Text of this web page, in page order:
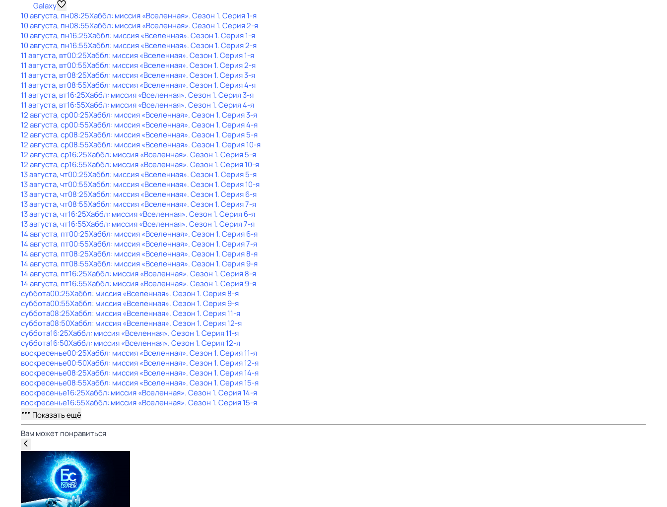
Galaxy
10 августа, пн08:25Хаббл: миссия «Вселенная». Сезон 1. Серия 1-я
10 августа, пн08:55Хаббл: миссия «Вселенная». Сезон 1. Серия 2-я
10 августа, пн16:25Хаббл: миссия «Вселенная». Сезон 1. Серия 1-я
10 августа, пн16:55Хаббл: миссия «Вселенная». Сезон 1. Серия 2-я
11 августа, вт00:25Хаббл: миссия «Вселенная». Сезон 1. Серия 1-я
11 августа, вт00:55Хаббл: миссия «Вселенная». Сезон 1. Серия 2-я
11 августа, вт08:25Хаббл: миссия «Вселенная». Сезон 1. Серия 3-я
11 августа, вт08:55Хаббл: миссия «Вселенная». Сезон 1. Серия 4-я
11 августа, вт16:25Хаббл: миссия «Вселенная». Сезон 1. Серия 3-я
11 августа, вт16:55Хаббл: миссия «Вселенная». Сезон 1. Серия 4-я
12 августа, ср00:25Хаббл: миссия «Вселенная». Сезон 1. Серия 3-я
12 августа, ср00:55Хаббл: миссия «Вселенная». Сезон 1. Серия 4-я
12 августа, ср08:25Хаббл: миссия «Вселенная». Сезон 1. Серия 5-я
12 августа, ср08:55Хаббл: миссия «Вселенная». Сезон 1. Серия 10-я
12 августа, ср16:25Хаббл: миссия «Вселенная». Сезон 1. Серия 5-я
12 августа, ср16:55Хаббл: миссия «Вселенная». Сезон 1. Серия 10-я
13 августа, чт00:25Хаббл: миссия «Вселенная». Сезон 1. Серия 5-я
13 августа, чт00:55Хаббл: миссия «Вселенная». Сезон 1. Серия 10-я
13 августа, чт08:25Хаббл: миссия «Вселенная». Сезон 1. Серия 6-я
13 августа, чт08:55Хаббл: миссия «Вселенная». Сезон 1. Серия 7-я
13 августа, чт16:25Хаббл: миссия «Вселенная». Сезон 1. Серия 6-я
13 августа, чт16:55Хаббл: миссия «Вселенная». Сезон 1. Серия 7-я
14 августа, пт00:25Хаббл: миссия «Вселенная». Сезон 1. Серия 6-я
14 августа, пт00:55Хаббл: миссия «Вселенная». Сезон 1. Серия 7-я
14 августа, пт08:25Хаббл: миссия «Вселенная». Сезон 1. Серия 8-я
14 августа, пт08:55Хаббл: миссия «Вселенная». Сезон 1. Серия 9-я
14 августа, пт16:25Хаббл: миссия «Вселенная». Сезон 1. Серия 8-я
14 августа, пт16:55Хаббл: миссия «Вселенная». Сезон 1. Серия 9-я
суббота00:25Хаббл: миссия «Вселенная». Сезон 1. Серия 8-я
суббота00:55Хаббл: миссия «Вселенная». Сезон 1. Серия 9-я
суббота08:25Хаббл: миссия «Вселенная». Сезон 1. Серия 11-я
суббота08:50Хаббл: миссия «Вселенная». Сезон 1. Серия 12-я
суббота16:25Хаббл: миссия «Вселенная». Сезон 1. Серия 11-я
суббота16:50Хаббл: миссия «Вселенная». Сезон 1. Серия 12-я
воскресенье00:25Хаббл: миссия «Вселенная». Сезон 1. Серия 11-я
воскресенье00:50Хаббл: миссия «Вселенная». Сезон 1. Серия 12-я
воскресенье08:25Хаббл: миссия «Вселенная». Сезон 1. Серия 14-я
воскресенье08:55Хаббл: миссия «Вселенная». Сезон 1. Серия 15-я
воскресенье16:25Хаббл: миссия «Вселенная». Сезон 1. Серия 14-я
воскресенье16:55Хаббл: миссия «Вселенная». Сезон 1. Серия 15-я
Показать ещё
Вам может понравиться